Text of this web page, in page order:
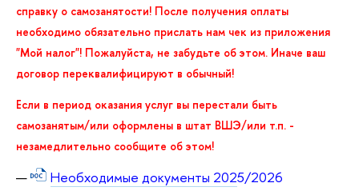
справку о самозанятости! После получения оплаты
необходимо обязательно прислать нам чек из приложения
"Мой налог"! Пожалуйста, не забудьте об этом. Иначе ваш
договор переквалифицируют в обычный!
Если в период оказания услуг вы перестали быть
самозанятым/или оформлены в штат ВШЭ/или т.п. -
незамедлительно сообщите об этом!
Необходимые документы 2025/2026